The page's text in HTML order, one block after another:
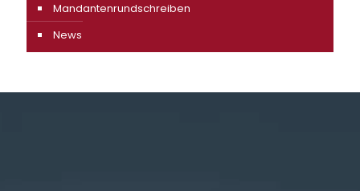
Mandantenrundschreiben
News